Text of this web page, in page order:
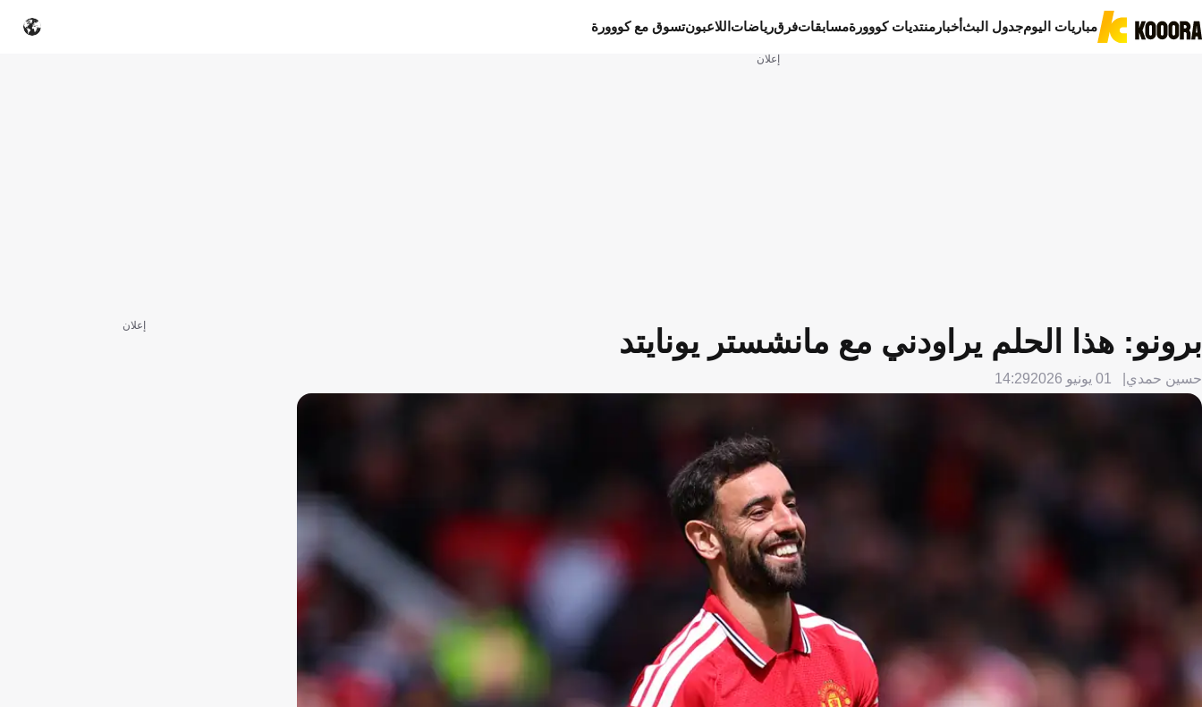
مباريات اليومجدول البثأخبار منتديات كووورةمسابقاتفرقرياضات اللاعبونتسوق مع كووورة
إعلان
برونو: هذا الحلم يراودني مع مانشستر يونايتد
حسين حمدي 01 يونيو 2026 14:29
إعلان